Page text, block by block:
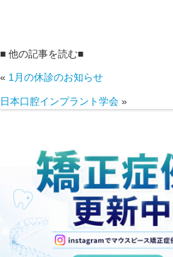
■ 他の記事を読む■
« 1月の休診のお知らせ
日本口腔インプラント学会 »